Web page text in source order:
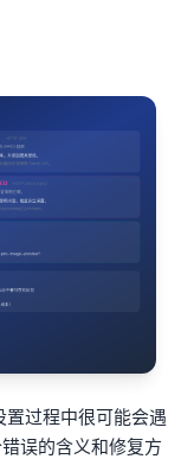
过程中很可能会遇
误的含义和修复方